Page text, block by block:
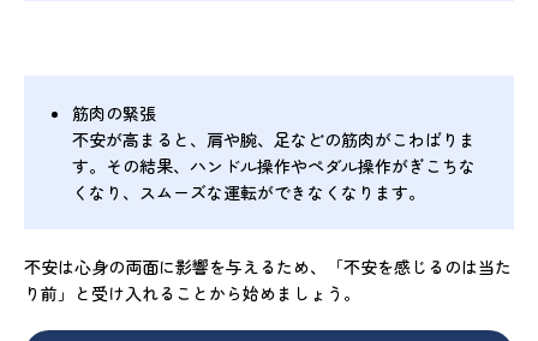
筋肉の緊張
不安が高まると、肩や腕、足などの筋肉がこわばりま
す。その結果、ハンドル操作やペダル操作がぎこちな
くなり、スムーズな運転ができなくなります。
不安は心身の両面に影響を与えるため、「不安を感じるのは当た
り前」と受け入れることから始めましょう。